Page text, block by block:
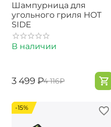
Шампурница для
угольного гриля HOT
SIDE
В наличии
‍3 499‍ ₽‍4 116‍₽
-15%